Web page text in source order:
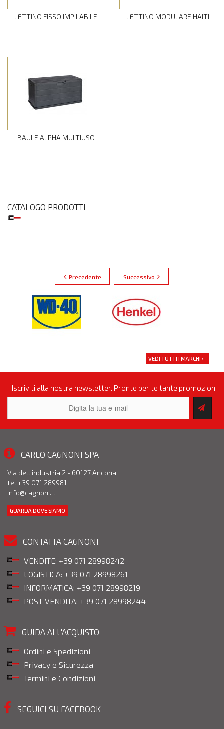
LETTINO FISSO IMPILABILE LETTINO MODULARE HAITI
BAULE ALPHA MULTIUSO
CATALOGO PRODOTTI
Precedente Successivo
VEDI TUTTI I MARCHI
Iscriviti alla nostra newsletter. Pronte per te tante promozioni!
CARLO CAGNONI SPA
Via dell'industria 2 - 60127 Ancona
tel +39 071 289981
info@cagnoni.it
GUARDA DOVE SIAMO
CONTATTA CAGNONI
VENDITE: +39 071 28998242
LOGISTICA: +39 071 28998261
INFORMATICA: +39 071 28998219
POST VENDITA: +39 071 28998244
GUIDA ALL'ACQUISTO
Ordini e Spedizioni
Privacy e Sicurezza
Termini e Condizioni
SEGUICI SU FACEBOOK